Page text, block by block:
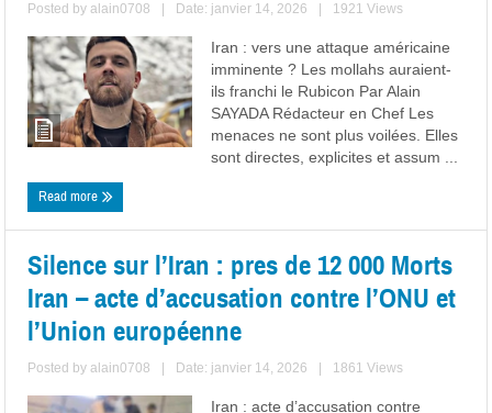
Posted byalain0708 Date: janvier 14, 2026 1921 Views
Iran : vers une attaque américaine
imminente ? Les mollahs auraient-
ils franchi le Rubicon Par Alain
SAYADA Rédacteur en Chef Les
menaces ne sont plus voilées. Elles
sont directes, explicites et assum ...
Read more
Silence sur l’Iran : pres de 12 000 Morts
Iran – acte d’accusation contre l’ONU et
l’Union européenne
Posted byalain0708 Date: janvier 14, 2026 1861 Views
Iran : acte d’accusation contre